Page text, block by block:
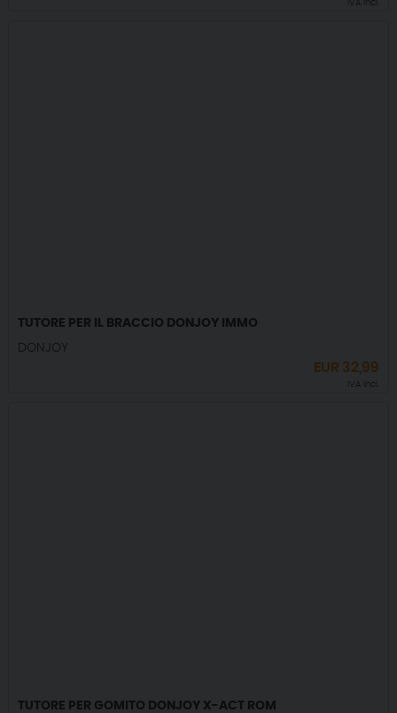
IVA incl.
TUTORE PER IL BRACCIO DONJOY IMMO
DONJOY
EUR 32,99
IVA incl.
TUTORE PER GOMITO DONJOY X-ACT ROM